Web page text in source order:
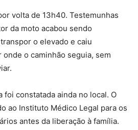
volta de 13h40. Testemunhas
da moto acabou sendo
o elevado e caiu
o caminhão seguia, sem
constatada ainda no local. O
ao Instituto Médico Legal para os
antes da liberação à família.